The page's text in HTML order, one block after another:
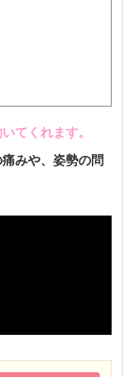
てくれます。
みや、姿勢の問